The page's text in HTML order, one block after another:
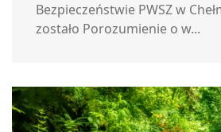
Bezpieczeństwie PWSZ w
zostało Porozumienie o w...